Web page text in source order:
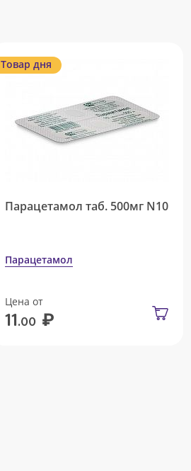
Товар дня
Парацетамол таб. 500мг N10
Парацетамол
Цена от
11.00 ₽